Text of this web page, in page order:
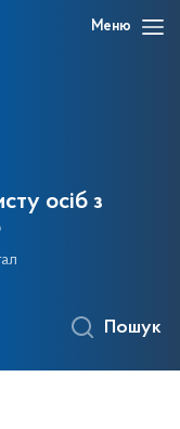
Меню
осіб з
Пошук